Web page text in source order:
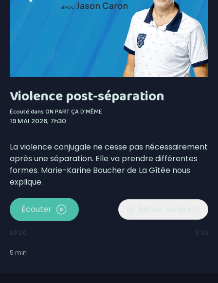
Violence post-séparation
Écouté dansON PART ÇA D'MÊME
19 MAI 2026, 7h30
La violence conjugale ne cesse pas nécessairement
après une séparation. Elle va prendre différentes
formes. Marie-Karine Boucher de La Gîtée nous
explique.
Écouter Retour au direct
00:00 5:00
5 min